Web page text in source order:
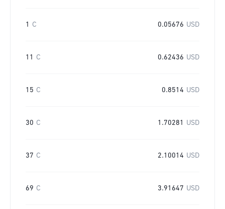
1 C 0.05676 USD
11 C 0.62436 USD
15 C 0.8514 USD
30 C 1.70281 USD
37 C 2.10014 USD
69 C 3.91647 USD